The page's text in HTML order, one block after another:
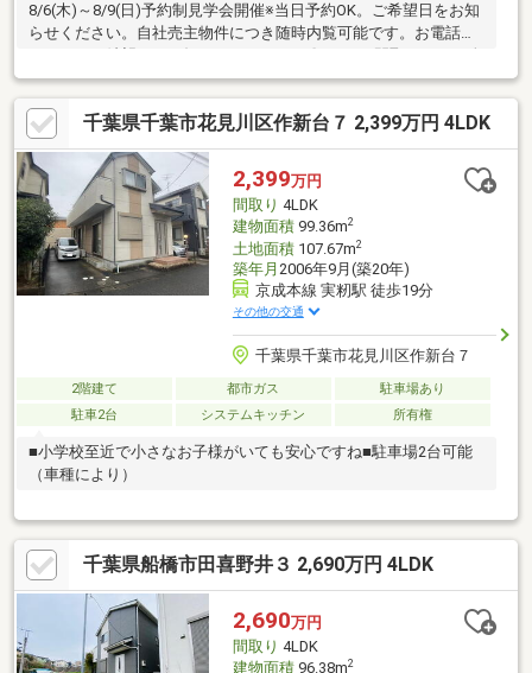
8/6(木)～8/9(日)予約制見学会開催※当日予約OK。ご希望日をお知
らせください。自社売主物件につき随時内覧可能です。お電話か
家族におすすめの間取りです。〇水回り含めリフォーム。駐車1台
可能、バイクも置けるガレージ付きの4LDK住宅。〇外装リフォー
ム・外壁塗装・シロアリ防蟻工事・通水検査etc…〇内装リフォー
ム・玄関鍵交換・床フローリング重ね張り・クッションフロア張
替・クロス張替え・照明器具交換・水回り交換(ユニットバス、キ
ッチン、トイレ、洗面台)・火災報知機設置
千葉県千葉市花見川区作新台７ 2,399万円 4LDK
2,399万円
間取り 4LDK
建物面積99.36m2
土地面積107.67m2
築年月 2006年9月(築20年)
京成本線 実籾駅 徒歩19分
その他の交通
千葉県千葉市花見川区作新台７
2階建て 都市ガス
駐車場あり
駐車2台
システムキッチン 所有権
■小学校至近で小さなお子様がいても安心ですね■駐車場2台可能
（車種により）
千葉県船橋市田喜野井３ 2,690万円 4LDK
2,690万円
間取り 4LDK
建物面積96.38m2